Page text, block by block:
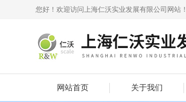
您好！欢迎访问上海仁沃实业发展有限公司网站！
网站首页 关于我们